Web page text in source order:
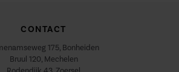
CONTACT
175, Bonheiden
Bruul 120, Mechelen